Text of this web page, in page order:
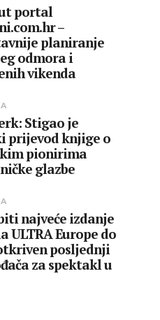
portal
–
planiranje
odmora i
vikenda
Stigao je
prijevod knjige o
pionirima
glazbe
najveće izdanje
ULTRA Europe do
posljednji
za spektakl u